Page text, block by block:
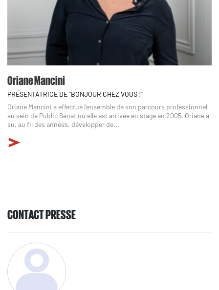
Oriane Mancini
PRÉSENTATRICE DE "BONJOUR CHEZ VOUS !"
Oriane Mancini a effectué l’ensemble de son parcours professionnel
au sein de Public Sénat où elle est arrivée en stage en 2005. Oriane a
su, au fil des années, développer de...
CONTACT PRESSE